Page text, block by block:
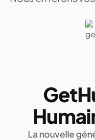
La nouvelle